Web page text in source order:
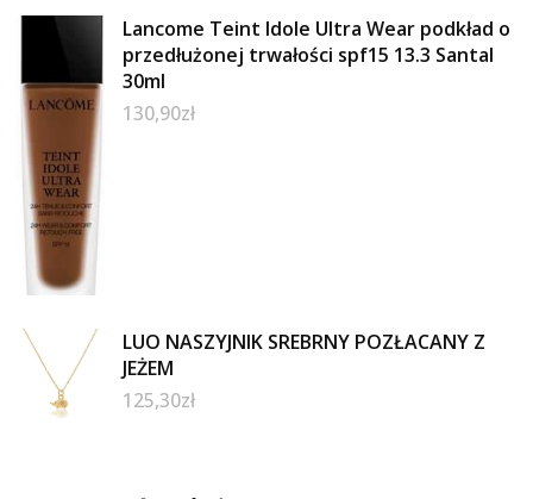
Lancome Teint Idole Ultra Wear podkład o
przedłużonej trwałości spf15 13.3 Santal
30ml
130,90zł
LUO NASZYJNIK SREBRNY POZŁACANY Z
JEŻEM
125,30zł